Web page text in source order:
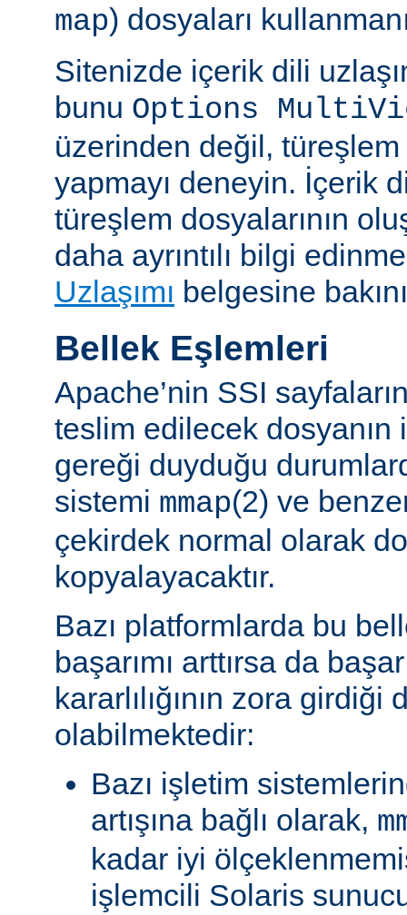
map) dosyaları
Sitenizde içerik dili
bunu Options
üzerinden değil,
yapmayı deneyin. İçerik
türeşlem dosyalarının
daha ayrıntılı bilgi
Uzlaşımı belgesine
Bellek Eşlemleri
Apache’nin SSI
teslim edilecek dosyanın
gereği duyduğu
sistemi mmap(2) ve
çekirdek normal olarak
kopyalayacaktır.
Bazı platformlarda bu
başarımı arttırsa da
kararlılığının zora girdiği
olabilmektedir:
Bazı işletim
artışına bağlı olarak,
kadar iyi
işlemcili Solaris